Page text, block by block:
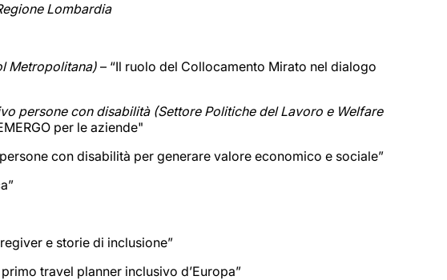
Lombardia
Metropolitana) – “Il ruolo del Collocamento Mirato nel dialogo
persone con disabilità (Settore Politiche del Lavoro e Welfare
per le aziende"
con disabilità per generare valore economico e sociale”
e storie di inclusione”
primo travel planner inclusivo d’Europa”